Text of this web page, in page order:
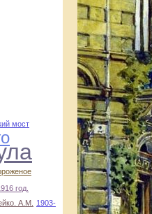
мост
год.
А.М.
1903-